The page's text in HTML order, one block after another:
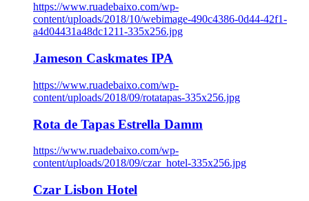
https://www.ruadebaixo.com/wp-
content/uploads/2018/10/webimage-490c4386-0d44-42f1-
a4d04431a48dc1211-335x256.jpg
Jameson Caskmates IPA
https://www.ruadebaixo.com/wp-
content/uploads/2018/09/rotatapas-335x256.jpg
Rota de Tapas Estrella Damm
https://www.ruadebaixo.com/wp-
content/uploads/2018/09/czar_hotel-335x256.jpg
Czar Lisbon Hotel